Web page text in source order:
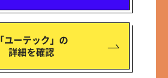
「ユーテック」の
詳細を確認